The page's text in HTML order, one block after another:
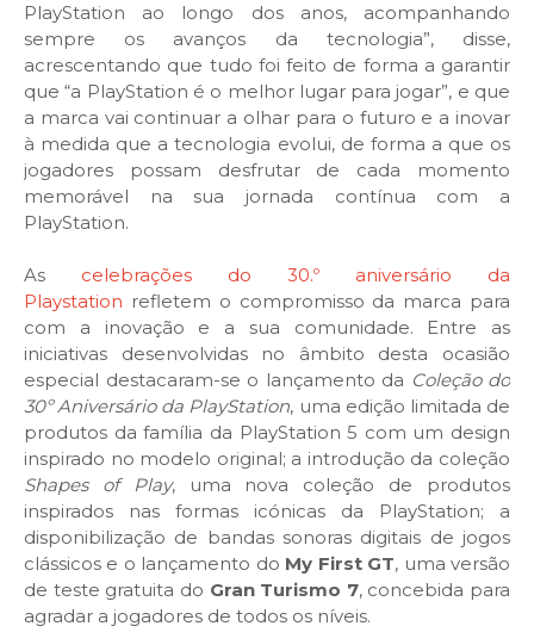
PlayStation ao longo dos anos, acompanhando
sempre os avanços da tecnologia”, disse,
acrescentando que tudo foi feito de forma a garantir
que “a PlayStation é o melhor lugar para jogar”, e que
a marca vai continuar a olhar para o futuro e a inovar
à medida que a tecnologia evolui, de forma a que os
jogadores possam desfrutar de cada momento
memorável na sua jornada contínua com a
PlayStation.
As celebrações do 30.º aniversário da
Playstation refletem o compromisso da marca para
com a inovação e a sua comunidade. Entre as
iniciativas desenvolvidas no âmbito desta ocasião
especial destacaram-se o lançamento da Coleção do
30º Aniversário da PlayStation, uma edição limitada de
produtos da família da PlayStation 5 com um design
inspirado no modelo original; a introdução da coleção
Shapes of Play, uma nova coleção de produtos
inspirados nas formas icónicas da PlayStation; a
disponibilização de bandas sonoras digitais de jogos
clássicos e o lançamento do My First GT, uma versão
de teste gratuita do Gran Turismo 7, concebida para
agradar a jogadores de todos os níveis.